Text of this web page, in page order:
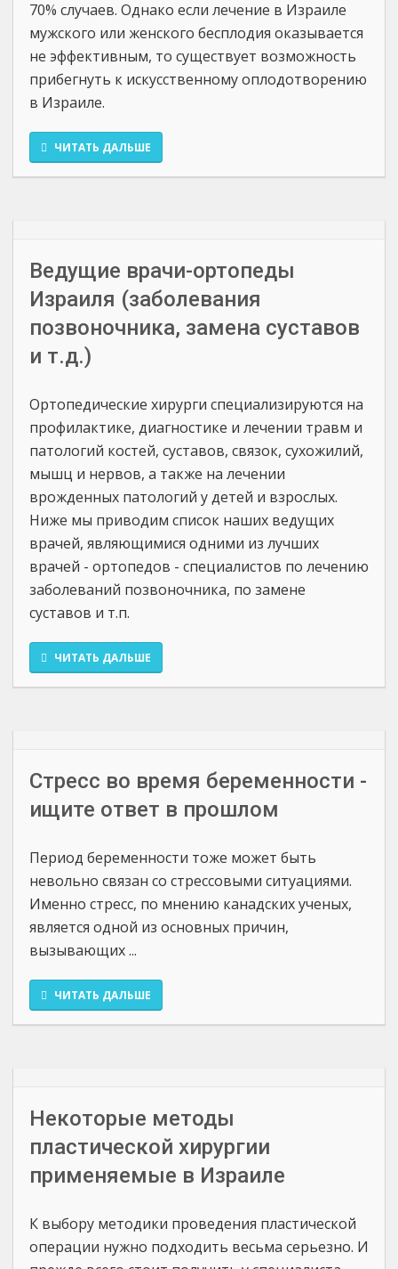
70% случаев. Однако если лечение в Израиле
мужского или женского бесплодия оказывается
не эффективным, то существует возможность
прибегнуть к искусственному оплодотворению
в Израиле.
ЧИТАТЬ ДАЛЬШЕ
Ведущие врачи-ортопеды
Израиля (заболевания
позвоночника, замена суставов
и т.д.)
Ортопедические хирурги специализируются на
профилактике, диагностике и лечении травм и
патологий костей, суставов, связок, сухожилий,
мышц и нервов, а также на лечении
врожденных патологий у детей и взрослых.
Ниже мы приводим список наших ведущих
врачей, являющимися одними из лучших
врачей - ортопедов - специалистов по лечению
заболеваний позвоночника, по замене
суставов и т.п.
ЧИТАТЬ ДАЛЬШЕ
Стресс во время беременности -
ищите ответ в прошлом
Период беременности тоже может быть
невольно связан со стрессовыми ситуациями.
Именно стресс, по мнению канадских ученых,
является одной из основных причин,
вызывающих ...
ЧИТАТЬ ДАЛЬШЕ
Некоторые методы
пластической хирургии
применяемые в Израиле
К выбору методики проведения пластической
операции нужно подходить весьма серьезно. И